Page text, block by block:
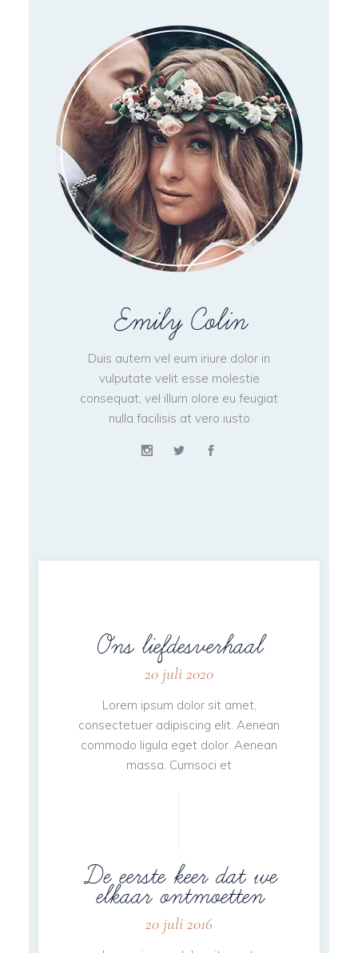
Emily Colin
Duis autem vel eum iriure dolor in
vulputate velit esse molestie
consequat, vel illum olore eu feugiat
nulla facilisis at vero iusto
Ons liefdesverhaal
20 juli 2020
Lorem ipsum dolor sit amet,
consectetuer adipiscing elit. Aenean
commodo ligula eget dolor. Aenean
massa. Cumsoci et
De eerste keer dat we
elkaar ontmoetten
20 juli 2016